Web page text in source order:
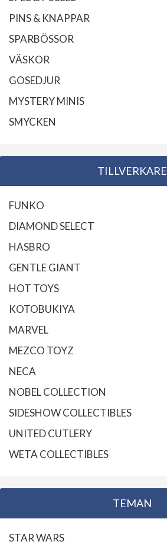
PINS & KNAPPAR
SPARBÖSSOR
VÄSKOR
GOSEDJUR
MYSTERY MINIS
SMYCKEN
TILLVERKARE
FUNKO
DIAMOND SELECT
HASBRO
GENTLE GIANT
HOT TOYS
KOTOBUKIYA
MARVEL
MEZCO TOYZ
NECA
NOBEL COLLECTION
SIDESHOW COLLECTIBLES
UNITED CUTLERY
WETA COLLECTIBLES
TEMAN
STAR WARS